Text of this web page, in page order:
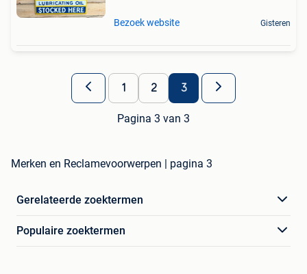
Bezoek website Gisteren
1 2 3
Pagina 3 van 3
Merken en Reclamevoorwerpen | pagina 3
Gerelateerde zoektermen
Populaire zoektermen